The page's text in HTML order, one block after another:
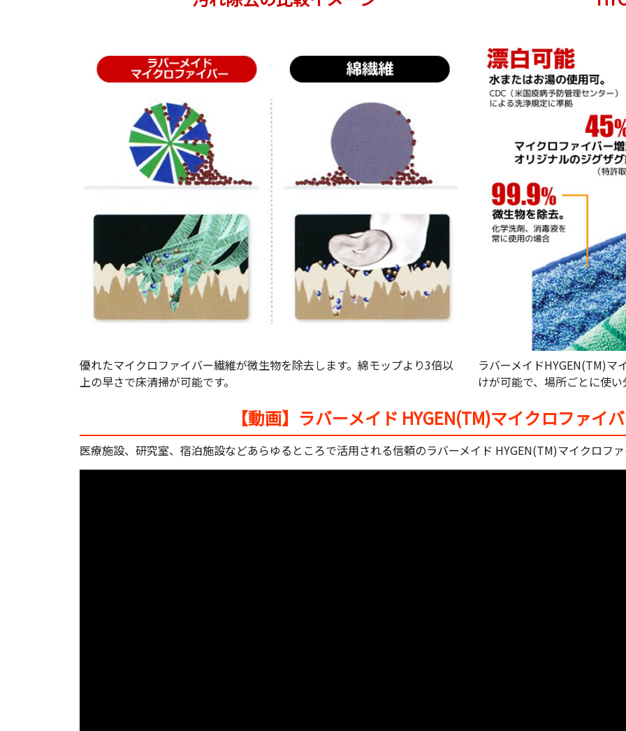
優れたマイクロファイバー繊維が微生物を除去します。綿モップより3倍以
上の早さで床清掃が可能です。
ラバーメイドHYGEN(TM)マ
けが可能で、場所ごとに使
【動画】ラバーメイド HYGEN(TM)マイクロファイ
医療施設、研究室、宿泊施設などあらゆるところで活用される信頼のラバーメイド HYGEN(TM)マイクロファ